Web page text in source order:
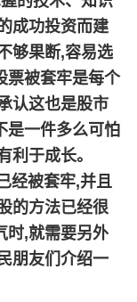
成功投资而建
够果断,容易选
票被套牢是每个
认这也是股市
是一件多么可怕
利于成长。
被套牢,并且
的方法已经很
时,就需要另外
朋友们介绍一